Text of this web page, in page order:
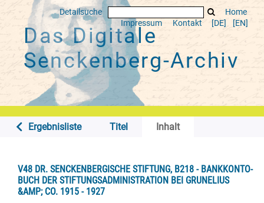
Detailsuche
Home
Impressum
Kontakt [DE] [EN]
Das Digitale
Senckenberg-Archiv
Ergebnisliste Titel Inhalt
V48 DR. SENCKENBERGISCHE STIFTUNG, B218 - BANKKONTO-
BUCH DER STIFTUNGSADMINISTRATION BEI GRUNELIUS
&AMP; CO. 1915 - 1927